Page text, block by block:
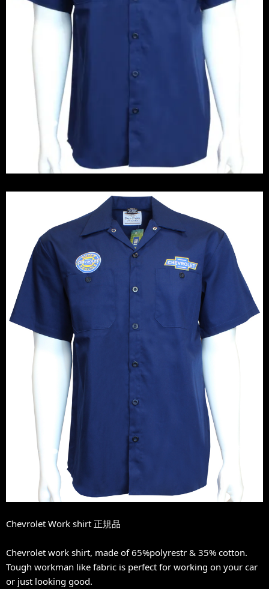
Chevrolet Work shirt 正規品
Chevrolet work shirt, made of 65%polyrestr & 35% cotton.
Tough workman like fabric is perfect for working on your car
or just looking good.